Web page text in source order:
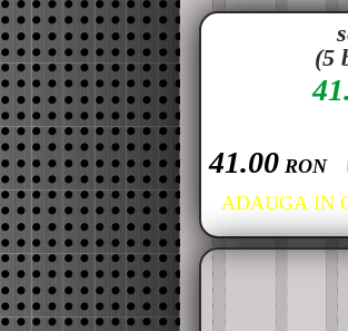
41.00RON
(5